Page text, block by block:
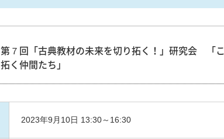
第７回「古典教材の未来を切り拓く！」研究会 「
拓く仲間たち」
2023年9月10日 13:30～16:30